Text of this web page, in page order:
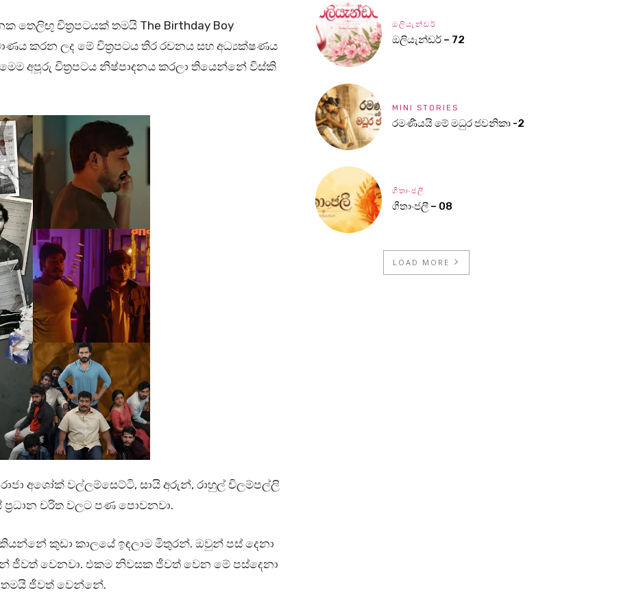
තෙලිඟු චිත්‍රපටයක් තමයි The Birthday Boy
කරන ලද මේ චිත්‍රපටය තිර රචනය සහ අධ්‍යක්ෂණය
අපූරු චිත්‍රපටය නිෂ්පාදනය කරලා තියෙන්නේ විස්කි
රාජා අශෝක් වල්ලම්සෙට්ටි, සායි අරුන්, රාහුල් චිලම්පල්ලි
ප්‍රධාන චරිත වලට පණ පොවනවා.
කුඩා කාලයේ ඉඳලාම මිතුරන්. ඔවුන් පස් දෙනා
ජීවත් වෙනවා. එකම නිවසක ජීවත් වෙන මේ පස්දෙනා
ජීවත් වෙන්නේ.
ඔලියැන්ඩර්
ඔලියැන්ඩර් – 72
MINI STORIES
රමණීයයි මේ මධුර ජවනිකා -2
ගීතාංජලී
ගීතාංජලී – 08
LOAD MORE